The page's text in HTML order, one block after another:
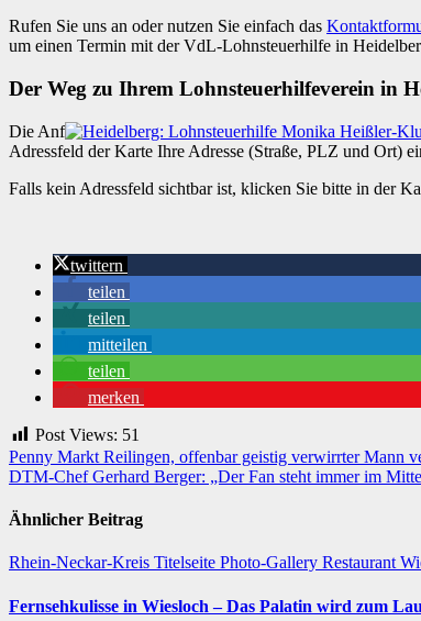
Rufen Sie uns an oder nutzen Sie einfach das
um einen Termin mit der VdL-Lohnsteuerhilfe in
Der Weg zu Ihrem Lohnsteuerhilfeverein in
Die Anf
Adressfeld der Karte Ihre Adresse (Straße, PLZ und Ort)
Falls kein Adressfeld sichtbar ist, klicken Sie bitte in der
twittern
teilen
teilen
mitteilen
teilen
merken
Post Views: 51
Beitragsnavigation
Penny Markt Reilingen, offenbar geistig verwirrter Mann
DTM-Chef Gerhard Berger: „Der Fan steht immer im
Ähnlicher Beitrag
Rhein-Neckar-Kreis Titelseite Photo-Gallery Restaurant
Fernsehkulisse in Wiesloch – Das Palatin wird zum